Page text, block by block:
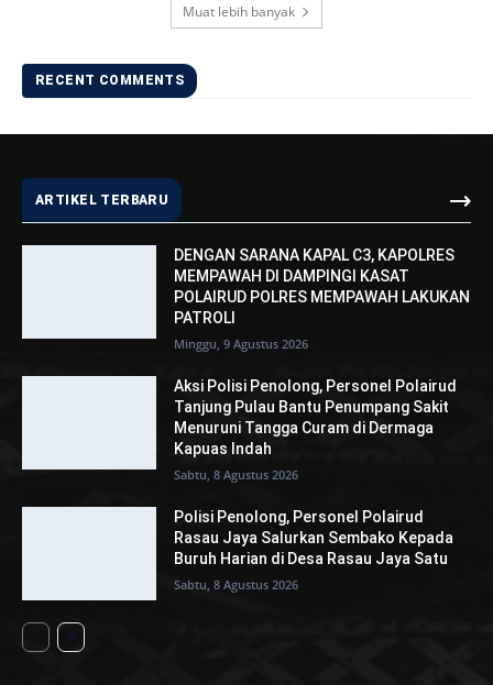
Muat lebih banyak
RECENT COMMENTS
ARTIKEL TERBARU
DENGAN SARANA KAPAL C3, KAPOLRES
MEMPAWAH DI DAMPINGI KASAT
POLAIRUD POLRES MEMPAWAH LAKUKAN
PATROLI
Minggu, 9 Agustus 2026
Aksi Polisi Penolong, Personel Polairud
Tanjung Pulau Bantu Penumpang Sakit
Menuruni Tangga Curam di Dermaga
Kapuas Indah
Sabtu, 8 Agustus 2026
Polisi Penolong, Personel Polairud
Rasau Jaya Salurkan Sembako Kepada
Buruh Harian di Desa Rasau Jaya Satu
Sabtu, 8 Agustus 2026